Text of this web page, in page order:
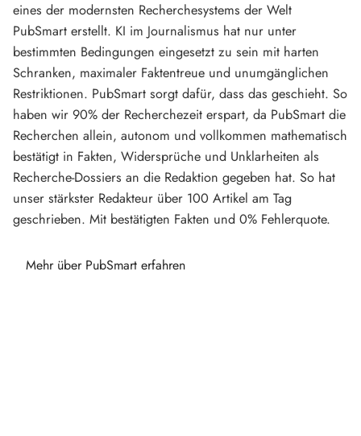
eines der modernsten Recherchesystems der Welt
PubSmart erstellt. KI im Journalismus hat nur unter
bestimmten Bedingungen eingesetzt zu sein mit harten
Schranken, maximaler Faktentreue und unumgänglichen
Restriktionen. PubSmart sorgt dafür, dass das geschieht. So
haben wir 90% der Recherchezeit erspart, da PubSmart die
Recherchen allein, autonom und vollkommen mathematisch
bestätigt in Fakten, Widersprüche und Unklarheiten als
Recherche-Dossiers an die Redaktion gegeben hat. So hat
unser stärkster Redakteur über 100 Artikel am Tag
geschrieben. Mit bestätigten Fakten und 0% Fehlerquote.
Mehr über PubSmart erfahren